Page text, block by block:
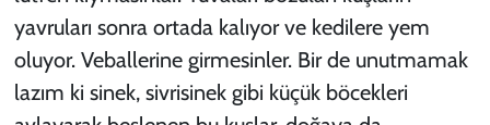
yavruları sonra ortada kalıyor ve kedilere yem
oluyor. Veballerine girmesinler. Bir de unutmamak
lazım ki sinek, sivrisinek gibi küçük böcekleri